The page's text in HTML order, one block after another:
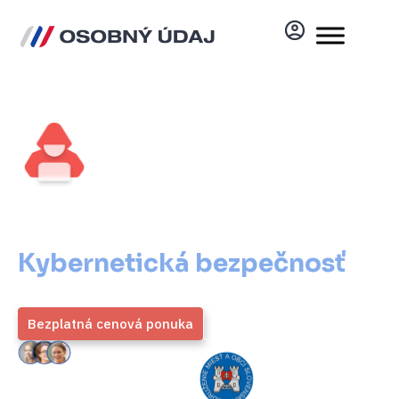
Kybernetická bezpečnosť
Bezplatná cenová ponuka